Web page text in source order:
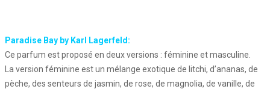
Paradise Bay by Karl Lagerfeld:
Ce parfum est proposé en deux versions : féminine et masculine.
La version féminine est un mélange exotique de litchi, d’ananas, de
pèche, des senteurs de jasmin, de rose, de magnolia, de vanille, de